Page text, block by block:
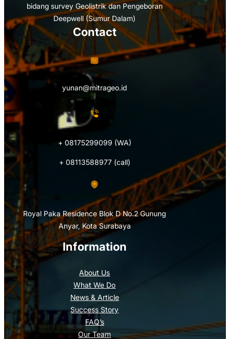
bidang survey Geolistrik dan Pengeboran
Deepwell (Sumur Dalam)
Information
About Us
What We Do
News & Article
Success Story
FAQ’s
Our Team
Contact
yunan@mitrageo.id
+ 08175299099 (WA)
+ 08113588977 (call)
Royal Paka Residence Blok D No.2 Gunung
Anyar, Kota Surabaya